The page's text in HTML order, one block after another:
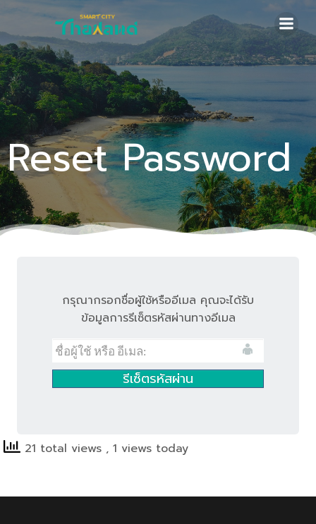
content
Reset Password
กรุณากรอกชื่อผู้ใช้หรืออีเมล คุณจะได้รับ
ข้อมูลการรีเซ็ตรหัสผ่านทางอีเมล
21 total views , 1 views today